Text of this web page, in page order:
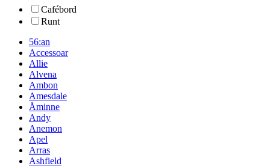
Cafébord
Runt
56:an
Accessoar
Allie
Alvena
Ambon
Amesdale
Åminne
Andy
Anemon
Apel
Arras
Ashfield